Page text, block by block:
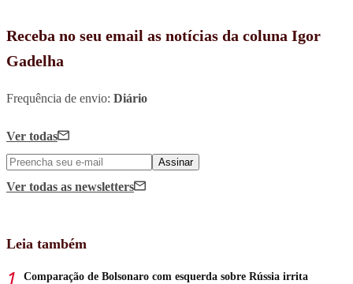
Receba no seu email as notícias da coluna Igor
Gadelha
Frequência de envio: Diário
Ver todas
Assinar
Ver todas as newsletters
Leia também
Comparação de Bolsonaro com esquerda sobre Rússia irrita